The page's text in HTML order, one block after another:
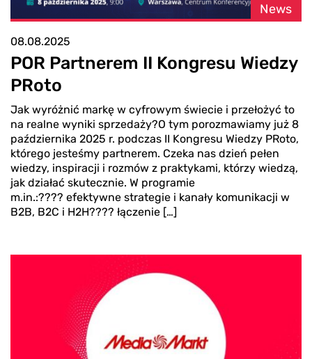
News
08.08.2025
POR Partnerem II Kongresu Wiedzy
PRoto
Jak wyróżnić markę w cyfrowym świecie i przełożyć to
na realne wyniki sprzedaży?O tym porozmawiamy już 8
października 2025 r. podczas II Kongresu Wiedzy PRoto,
którego jesteśmy partnerem. Czeka nas dzień pełen
wiedzy, inspiracji i rozmów z praktykami, którzy wiedzą,
jak działać skutecznie. W programie
m.in.:???? efektywne strategie i kanały komunikacji w
B2B, B2C i H2H???? łączenie […]